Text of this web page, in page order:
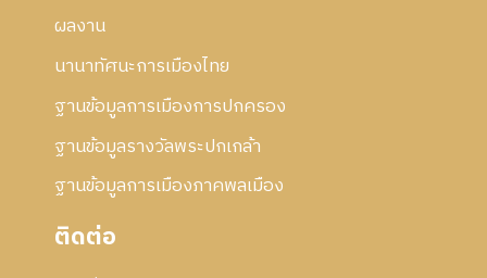
ผลงาน
นานาทัศนะการเมืองไทย
ฐานข้อมูลการเมืองการปกครอง
ฐานข้อมูลรางวัลพระปกเกล้า
ฐานข้อมูลการเมืองภาคพลเมือง
ติดต่อ